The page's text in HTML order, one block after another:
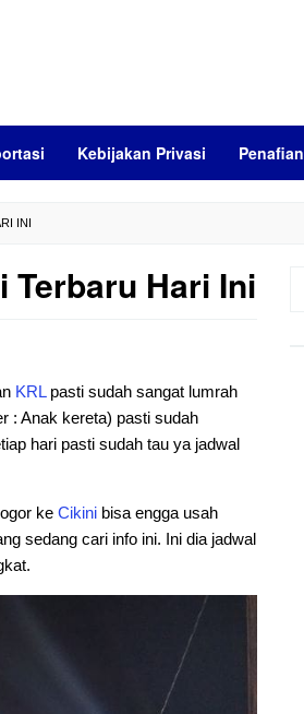
Kebijakan Privasi Penafian
INI
Terbaru Hari Ini
KRLpasti sudah sangat lumrah
: Anak kereta) pasti sudah
hari pasti sudah tau ya jadwal
ke Cikini bisa engga usah
sedang cari info ini. Ini dia jadwal